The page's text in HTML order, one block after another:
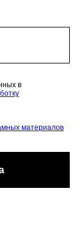
в
материалов